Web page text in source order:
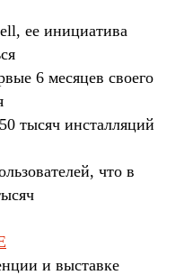
ее инициатива
6 месяцев своего
тысяч инсталляций
что в
и выставке